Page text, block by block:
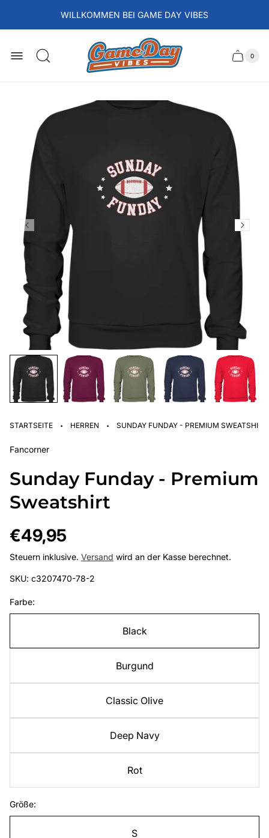
WILLKOMMEN BEI GAME DAY VIBES
Laden-
Logo
0
STARTSEITE · HERREN · SUNDAY FUNDAY - PREMIUM SWEATSHIRT
Fancorner
Sunday Funday - Premium
Sweatshirt
Regulärer
Preis
€49,95
Steuern inklusive. Versand wird an der Kasse berechnet.
SKU: c3207470-78-2
Farbe:
Black
Burgund
Classic Olive
Deep Navy
Rot
Größe:
S